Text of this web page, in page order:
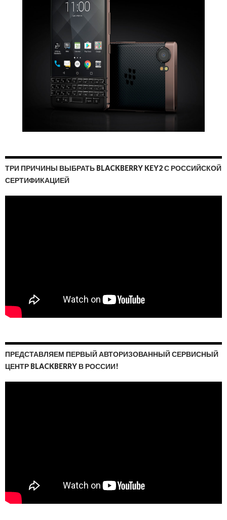
ТРИ ПРИЧИНЫ ВЫБРАТЬ BLACKBERRY KEY2 С РОССИЙСКОЙ
СЕРТИФИКАЦИЕЙ
ПРЕДСТАВЛЯЕМ ПЕРВЫЙ АВТОРИЗОВАННЫЙ СЕРВИСНЫЙ
ЦЕНТР BLACKBERRY В РОССИИ!